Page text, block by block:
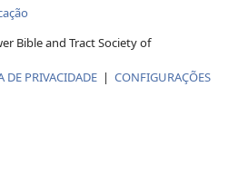
Bible and Tract Society of
DE PRIVACIDADE | CONFIGURAÇÕES